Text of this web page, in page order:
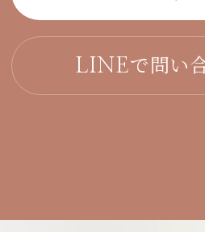
LINEで問い